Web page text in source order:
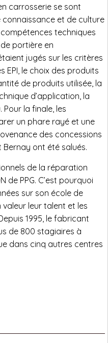
carrosserie se sont
et de culture
techniques
portière en
jugés sur les critères
EPI, le choix des produits
de produits utilisée, la
d’application, la
la finale, les
un phare rayé et une
des concessions
Bernay ont été salués.
de la réparation
de PPG. C’est pourquoi
sur son école de
valeur leur talent et les
1995, le fabricant
de 800 stagiaires à
dans cinq autres centres